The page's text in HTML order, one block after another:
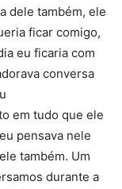
dele também, ele
ficar comigo,
eu ficaria com
conversa
em tudo que ele
pensava nele
também. Um
durante a